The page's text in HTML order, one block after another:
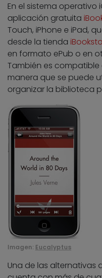
En el sistema operativo
aplicación gratuita
Touch, iPhone e iPad,
desde la tienda
en formato ePub o en
También es compatible
manera que se puede
organizar la biblioteca
Imagen: Eucalyptus
Una de las alternativas